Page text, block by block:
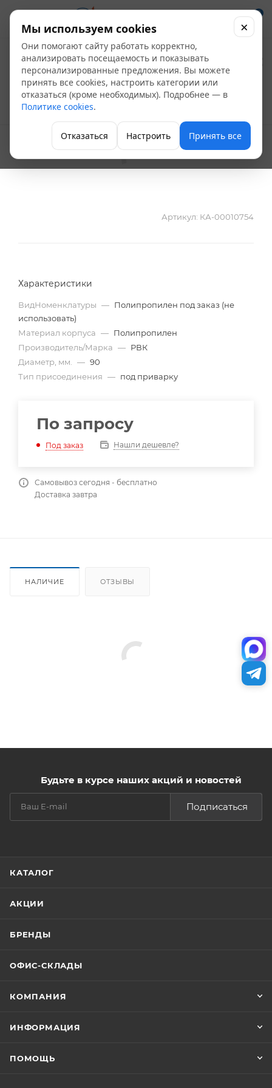
0
Бурт под фланец ПП
Д 90 AntiFire Green
Полипропиленовые фитинги
Артикул: КА-00010754
Характеристики
ВидНоменклатуры — Полипропилен под заказ (не
использовать)
Материал корпуса — Полипропилен
Производитель/Марка — РВК
Диаметр, мм.
— 90
Тип присоединения — под приварку
По запросу
Под заказ Нашли дешевле?
Самовывоз сегодня - бесплатно
Доставка завтра
НАЛИЧИЕ ОТЗЫВЫ
Будьте в курсе наших акций и новостей
Подписаться
КАТАЛОГ
АКЦИИ
БРЕНДЫ
ОФИС-СКЛАДЫ
КОМПАНИЯ
ИНФОРМАЦИЯ
ПОМОЩЬ
Мы используем cookies
Они помогают сайту работать корректно,
анализировать посещаемость и показывать
персонализированные предложения. Вы можете
принять все cookies, настроить категории или
отказаться (кроме необходимых). Подробнее — в
Политике cookies.
Отказаться Настроить Принять все
×